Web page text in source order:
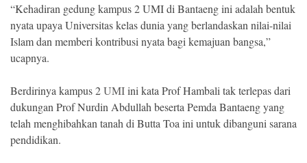
“Kehadiran gedung kampus 2 UMI di Bantaeng ini adalah bentuk
nyata upaya Universitas kelas dunia yang berlandaskan nilai-nilai
Islam dan memberi kontribusi nyata bagi kemajuan bangsa,”
ucapnya.
Berdirinya kampus 2UMIini kata Prof Hambali tak terlepas dari
dukungan Prof Nurdin Abdullah beserta Pemda Bantaeng yang
telah menghibahkan tanah di Butta Toa ini untuk dibanguni sarana
pendidikan.